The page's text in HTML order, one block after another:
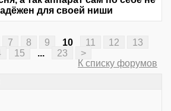
для своей ниши
7 8 9 10 11 12
13
15 23
>
К списку форумов